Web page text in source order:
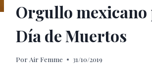
Orgullo mexicano
Día de Muertos
Por Air Femme 31/10/2019